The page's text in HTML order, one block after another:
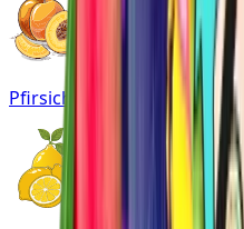
Pfirsich